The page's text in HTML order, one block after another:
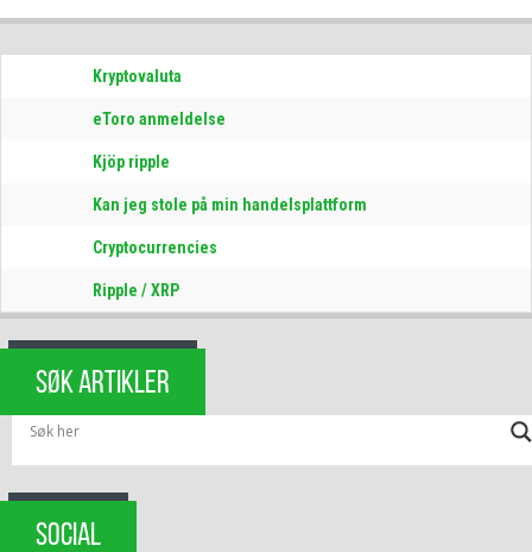
Kryptovaluta
eToro anmeldelse
Kjöp ripple
Kan jeg stole på min handelsplattform
Cryptocurrencies
Ripple / XRP
SØK ARTIKLER
SOCIAL